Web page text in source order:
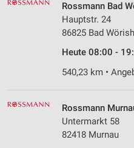
Rossmann Bad
Hauptstr. 24
86825 Bad
Heute 08:00 -
540,23 km •
Rossmann
Untermarkt 58
82418 Murnau